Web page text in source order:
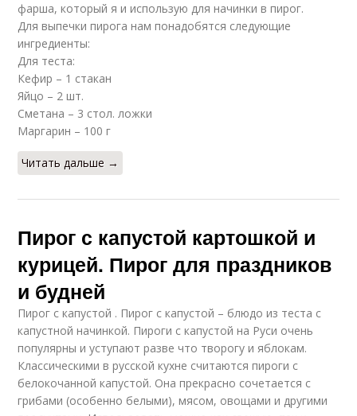
фарша, который я и использую для начинки в пирог.
Для выпечки пирога нам понадобятся следующие
ингредиенты:
Для теста:
Кефир – 1 стакан
Яйцо – 2 шт.
Сметана – 3 стол. ложки
Маргарин – 100 г
Читать дальше →
Пирог с капустой картошкой и
курицей. Пирог для праздников
и будней
Пирог с капустой . Пирог с капустой – блюдо из теста с
капустной начинкой. Пироги с капустой на Руси очень
популярны и уступают разве что творогу и яблокам.
Классическими в русской кухне считаются пироги с
белокочанной капустой. Она прекрасно сочетается с
грибами (особенно белыми), мясом, овощами и другими